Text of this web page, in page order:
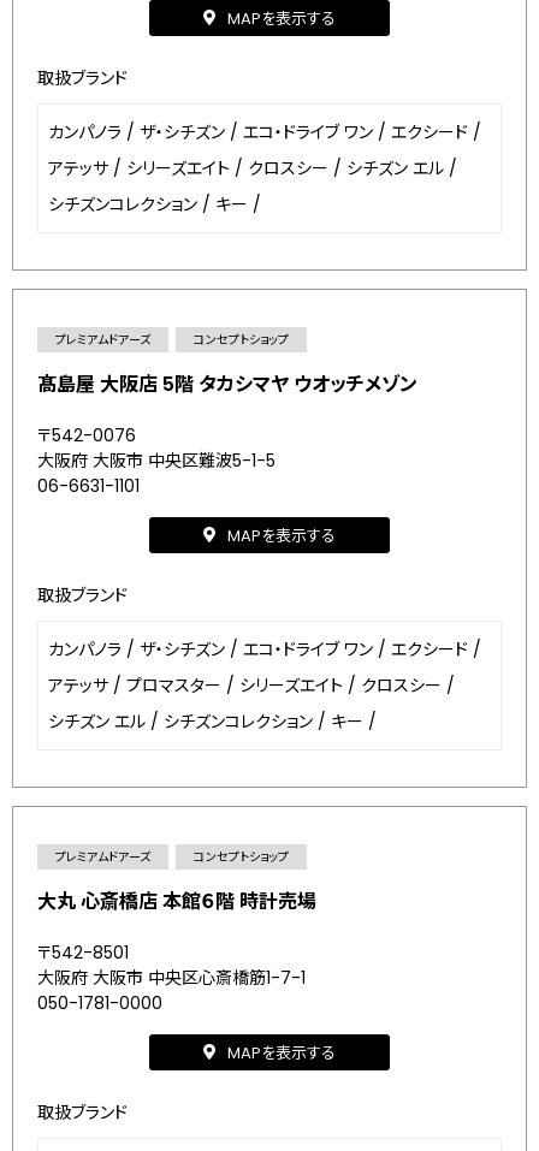
MAPを表示する
取扱ブランド
カンパノラ / ザ・シチズン / エコ・ドライブ ワン / エクシード /
アテッサ / シリーズエイト / クロスシー / シチズン エル /
シチズンコレクション / キー /
プレミアムドアーズ コンセプトショップ
髙島屋 大阪店 5階 タカシマヤ ウオッチメゾン
〒542-0076
大阪府 大阪市 中央区難波5-1-5
06-6631-1101
MAPを表示する
取扱ブランド
カンパノラ / ザ・シチズン / エコ・ドライブ ワン / エクシード /
アテッサ / プロマスター / シリーズエイト / クロスシー /
シチズン エル / シチズンコレクション / キー /
プレミアムドアーズ コンセプトショップ
大丸 心斎橋店 本館６階 時計売場
〒542-8501
大阪府 大阪市 中央区心斎橋筋1-7-1
050-1781-0000
MAPを表示する
取扱ブランド